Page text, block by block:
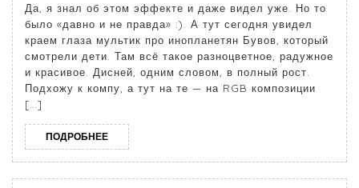
Да, я знал об этом эффекте и даже видел уже. Но то
было «давно и не правда» :). А тут сегодня увидел
краем глаза мультик про инопланетян Бувов, который
смотрели дети. Там всё такое разноцветное, радужное
и красивое. Дисней, одним словом, в полный рост.
Подхожу к компу, а тут на те — на RGB композиции
[…]
ПОДРОБНЕЕ